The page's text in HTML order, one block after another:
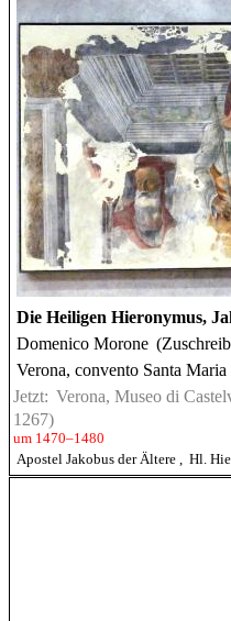
Die Heiligen Hieronymus,
Domenico Morone
Verona, convento Santa
Jetzt: Verona, Museo di
1267)
um 1470–1480
Apostel Jakobus der Ältere , Hl.